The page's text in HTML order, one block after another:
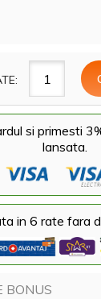
si primesti
lansata.
in 6 rate fara
BONUS